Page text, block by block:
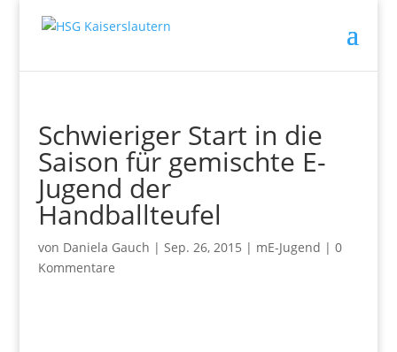
Schwieriger Start in die
Saison für gemischte E-
Jugend der
Handballteufel
von Daniela Gauch | Sep. 26, 2015 | mE-Jugend | 0
Kommentare